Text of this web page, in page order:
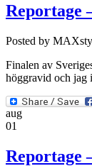
Reportage
Posted by
Finalen av
höggravid och jag
aug
01
Reportage